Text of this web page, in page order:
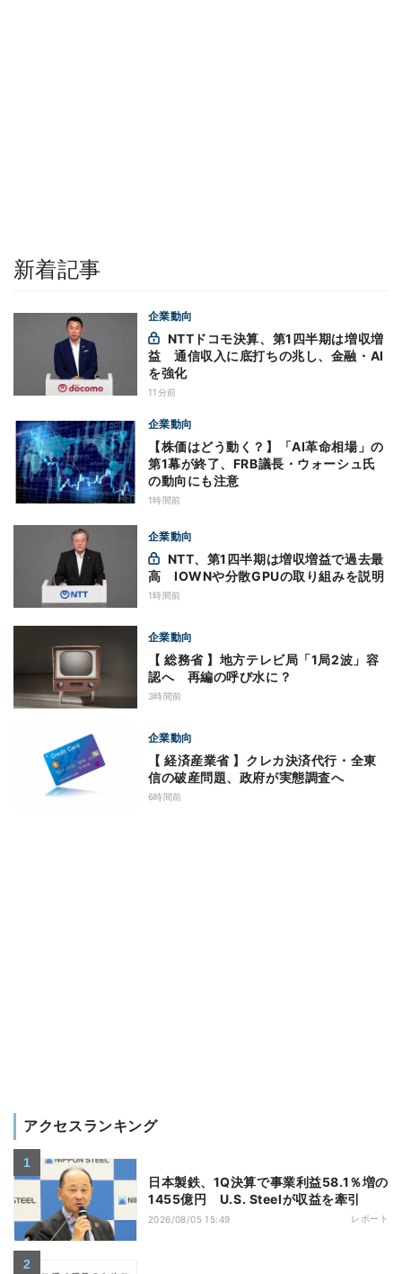
新着記事
企業動向
益 通信収入に底打ちの兆し、金融・AI
を強化
11分前
企業動向
【株価はどう動く？】「AI革命相場」の
第1幕が終了、FRB議長・ウォーシュ氏
の動向にも注意
1時間前
企業動向
高 IOWNや分散GPUの取り組みを説明
1時間前
企業動向
【 総務省 】地方テレビ局「1局2波」容
認へ 再編の呼び水に？
3時間前
企業動向
【 経済産業省 】クレカ決済代行・全東
信の破産問題、政府が実態調査へ
6時間前
アクセスランキング
日本製鉄、1Q決算で事業利益58.1％増の
1455億円 U.S. Steelが収益を牽引
2026/08/05 15:49 レポート